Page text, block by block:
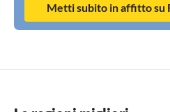
Metti subito in affitto su